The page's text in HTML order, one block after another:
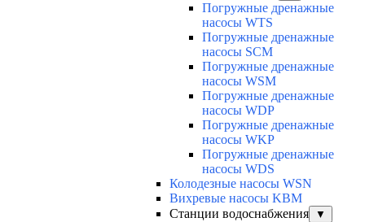
Погружные дренажные
насосы WTS
Погружные дренажные
насосы SCM
Погружные дренажные
насосы WSM
Погружные дренажные
насосы WDP
Погружные дренажные
насосы WKP
Погружные дренажные
насосы WDS
Колодезные насосы WSN
Вихревые насосы KBM
Станции водоснабжения
▼